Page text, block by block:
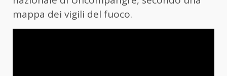
mappa dei vigili del fuoco.